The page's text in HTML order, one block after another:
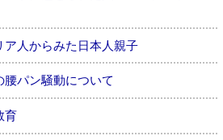
ア人からみた日本人親子
パン騒動について
育